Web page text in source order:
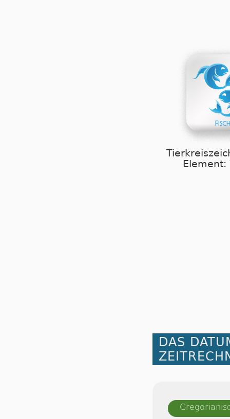
Element:
DAS